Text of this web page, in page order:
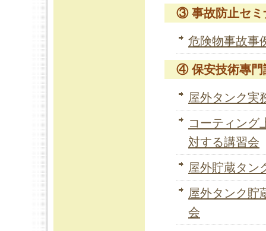
③ 事故防止セミ
危険物事故事
④ 保安技術專門
屋外タンク実
コーティング
対する講習会
屋外貯蔵タン
屋外タンク貯
会